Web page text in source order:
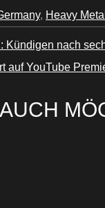
, Heavy Metal
Kündigen nach
auf YouTube